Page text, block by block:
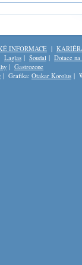
INFORMACE |
Laglas | Soudal | Dotace na
| Gastrozone
| Grafika: Otakar Korolus |